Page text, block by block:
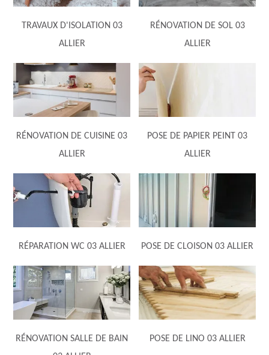
TRAVAUX D'ISOLATION 03
ALLIER
RÉNOVATION DE SOL 03
ALLIER
RÉNOVATION DE CUISINE 03
ALLIER
POSE DE PAPIER PEINT 03
ALLIER
RÉPARATION WC 03 ALLIER POSE DE CLOISON 03 ALLIER
RÉNOVATION SALLE DE BAIN
POSE DE LINO 03 ALLIER